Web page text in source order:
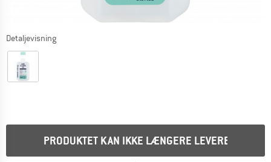
Detaljevisning
PRODUKTET KAN IKKE LÆNGERE LEVERES